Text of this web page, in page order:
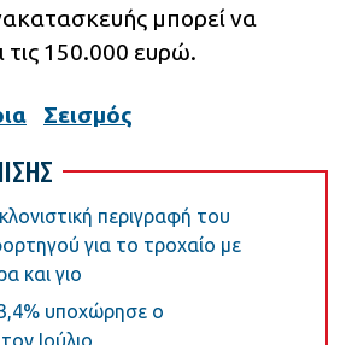
μπορεί να
τις 150.000 ευρώ.
Σεισμός
περιγραφή του
για το τροχαίο με
και γιο
υποχώρησε ο
Ιούλιο